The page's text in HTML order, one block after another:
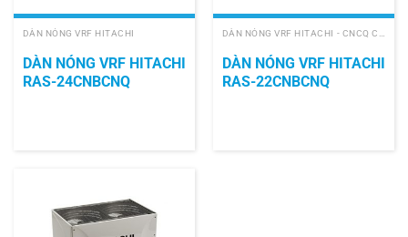
DÀN NÓNG VRF HITACHI
DÀN NÓNG VRF HITACHI
RAS-24CNBCNQ
DÀN NÓNG VRF HITACHI - CNCQ COOLING ONLY
DÀN NÓNG VRF HITACHI
RAS-22CNBCNQ